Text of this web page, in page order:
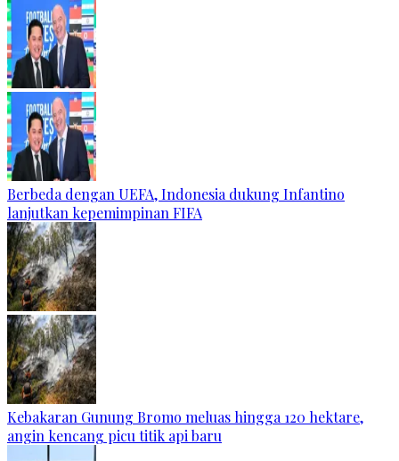
Berbeda dengan UEFA, Indonesia dukung Infantino
lanjutkan kepemimpinan FIFA
Kebakaran Gunung Bromo meluas hingga 120 hektare,
angin kencang picu titik api baru